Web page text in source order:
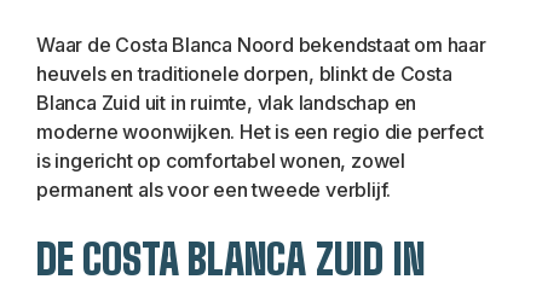
Waar de Costa Blanca Noord bekendstaat om haar
heuvels en traditionele dorpen, blinkt de Costa
Blanca Zuid uit in ruimte, vlak landschap en
moderne woonwijken. Het is een regio die perfect
is ingericht op comfortabel wonen, zowel
permanent als voor een tweede verblijf.
DE COSTA BLANCA ZUID IN